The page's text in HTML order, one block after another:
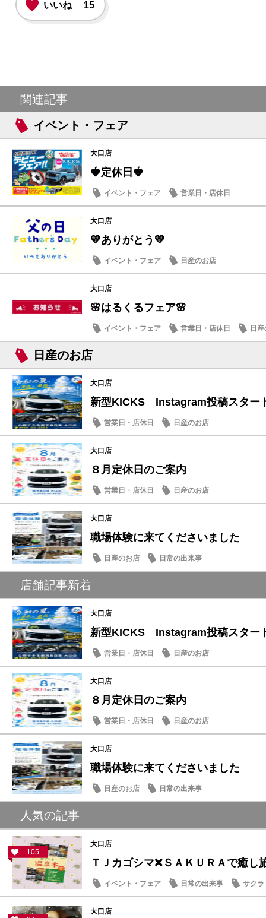
いいね 15
関連記事
イベント・フェア
大口店
🍓定休日🍓
イベント・フェア 営業日・店休日
大口店
💛ありがとう💛
イベント・フェア 日産のお店
大口店
🌸はるくるフェア🌸
イベント・フェア 営業日・店休日 日
日産のお店
大口店
新型KICKS Instagram投稿スター
営業日・店休日 日産のお店
大口店
８月定休日のご案内
営業日・店休日 日産のお店
大口店
職場体験に来てくださいました
日産のお店 日常の出来事
店舗記事新着
大口店
新型KICKS Instagram投稿スター
営業日・店休日 日産のお店
大口店
８月定休日のご案内
営業日・店休日 日産のお店
大口店
職場体験に来てくださいました
日産のお店 日常の出来事
人気の記事
105
大口店
ＴＪカゴシマ❌ＳＡＫＵＲＡで癒し
イベント・フェア 日常の出来事 サクラ
大口店